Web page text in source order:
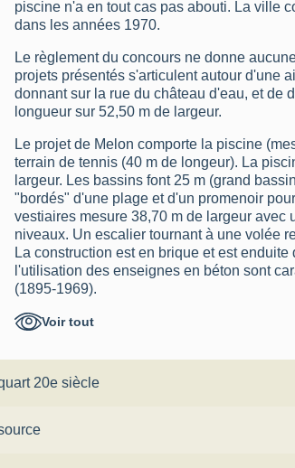
piscine n'a en tout cas pas abouti. La ville
dans les années 1970.
Le règlement du concours ne donne
projets présentés s'articulent autour d'une
donnant sur la rue du château d'eau, et de
longueur sur 52,50 m de largeur.
Le projet de Melon comporte la piscine
terrain de tennis (40 m de longeur). La
largeur. Les bassins font 25 m (grand
"bordés" d'une plage et d'un promenoir
vestiaires mesure 38,70 m de largeur avec
niveaux. Un escalier tournant à une volée
La construction est en brique et est
l'utilisation des enseignes en béton sont
(1895-1969).
La piscine de Vilain est constituée de trois
cabines. L'ensemble, en retrait de 11 m
priori couvert de toits-terrasses en béton
Voir tout
20e siècle